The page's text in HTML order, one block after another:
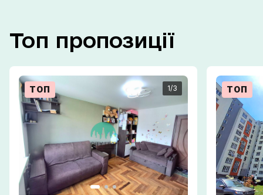
Топ пропозиції
ТОП 1/3 ТОП